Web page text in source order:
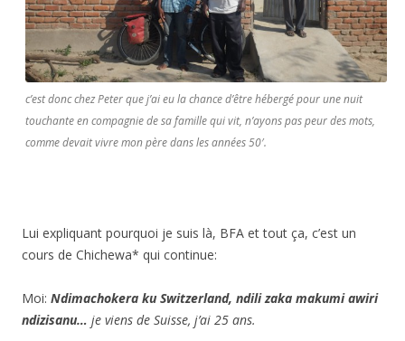
c’est donc chez Peter que j’ai eu la chance d’être hébergé pour une nuit
touchante en compagnie de sa famille qui vit, n’ayons pas peur des mots,
comme devait vivre mon père dans les années 50′.
Lui expliquant pourquoi je suis là, BFA et tout ça, c’est un
cours de Chichewa* qui continue:
Moi: Ndimachokera ku Switzerland, ndili zaka makumi awiri
ndizisanu… je viens de Suisse, j’ai 25 ans.